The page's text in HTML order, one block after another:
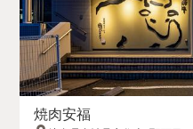
焼肉安福